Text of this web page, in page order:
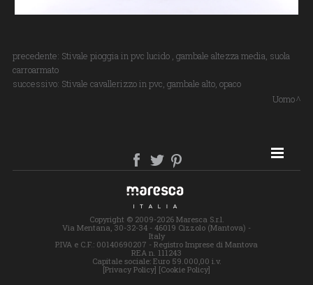
precedente: Stivale pioggia in pvc lucido , gambale altezza media, suola
carroarmato
successivo: Stivale cavallerizzo in pvc, gambale alto, opaco
Uomo
SITE MAP
Copyright © 2009-2026 Maresca S.r.l.
Via Mentana, 30-32-34 - 46019 Cizzolo (Mantova) -
Italy
P.IVA e C.F.: 00140690207 - Registro Imprese di Mantova
REA n. 111243
Capitale sociale: Euro 59.000,00 i.v.
[Privacy Policy] [Cookie Policy]